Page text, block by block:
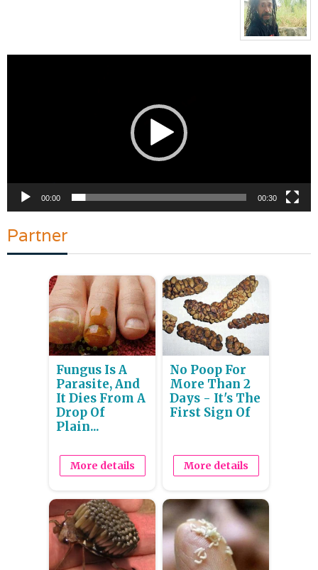
00:00 00:30
Partner
Fungus Is A
Parasite, And
It Dies From A
Drop Of
Plain...
More details
No Poop For
More Than 2
Days - It's The
First Sign Of
More details